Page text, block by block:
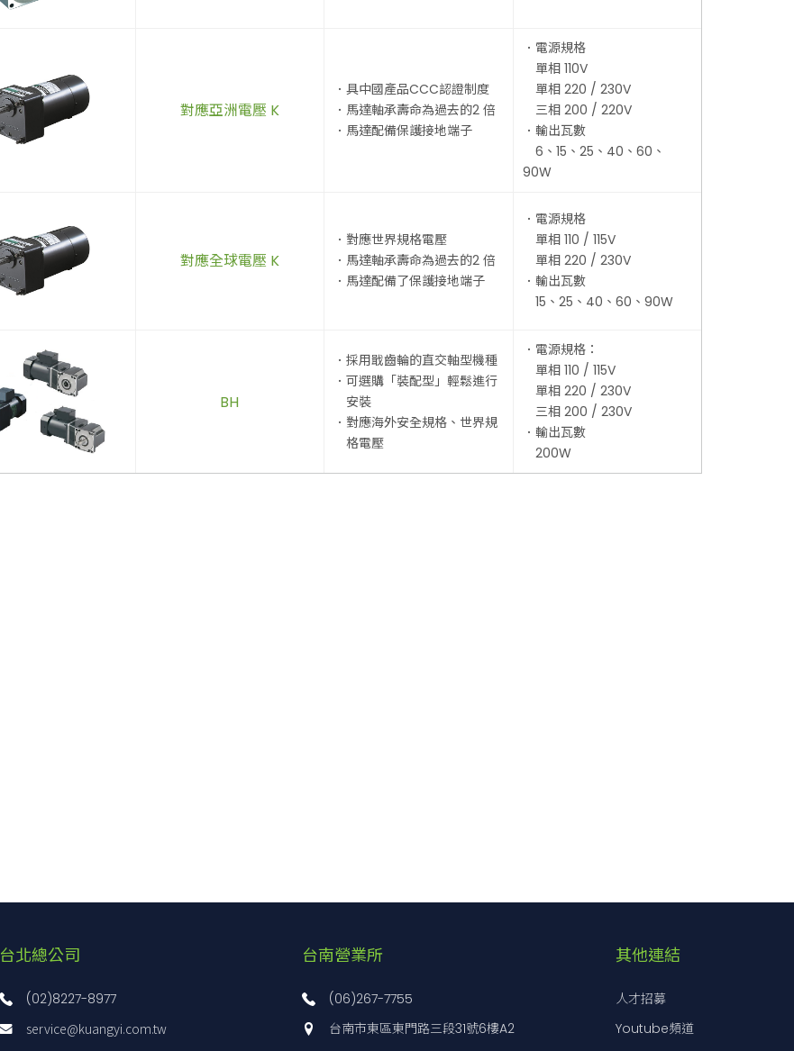
對應亞洲電壓 K
．具中國產品CCC認證制度
．馬達軸承壽命為過去的2 倍
．馬達配備保護接地端子
．電源規格
單相 110V
單相 220 / 230V
三相 200 / 220V
．輸出瓦數
6、15、25、40、60、
90W
對應全球電壓 K
．對應世界規格電壓
．馬達軸承壽命為過去的2 倍
．馬達配備了保護接地端子
．電源規格
單相 110 / 115V
單相 220 / 230V
．輸出瓦數
15、25、40、60、90W
BH
．採用戢齒輪的直交軸型機種
．可選購「裝配型」輕鬆進行
安裝
．對應海外安全規格、世界規
格電壓
．電源規格：
單相 110 / 115V
單相 220 / 230V
三相 200 / 230V
．輸出瓦數
200W
台北總公司
(02)8227-8977
service@kuangyi.com.tw
台南營業所
(06)267-7755
台南市東區東門路三段31號6樓A2
其他連結
人才招募
Youtube頻道